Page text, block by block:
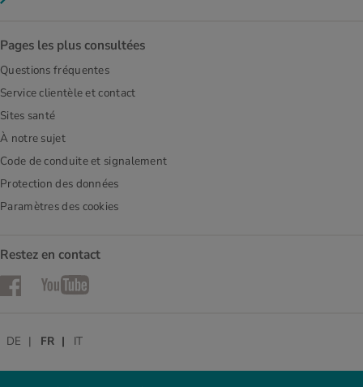
Pages les plus consultées
Questions fréquentes
Service clientèle et contact
Sites santé
À notre sujet
Code de conduite et signalement
Protection des données
Paramètres des cookies
Restez en contact
FacebookYouTube
DE FR IT